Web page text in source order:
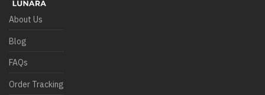
About Us
Blog
FAQs
Order Tracking